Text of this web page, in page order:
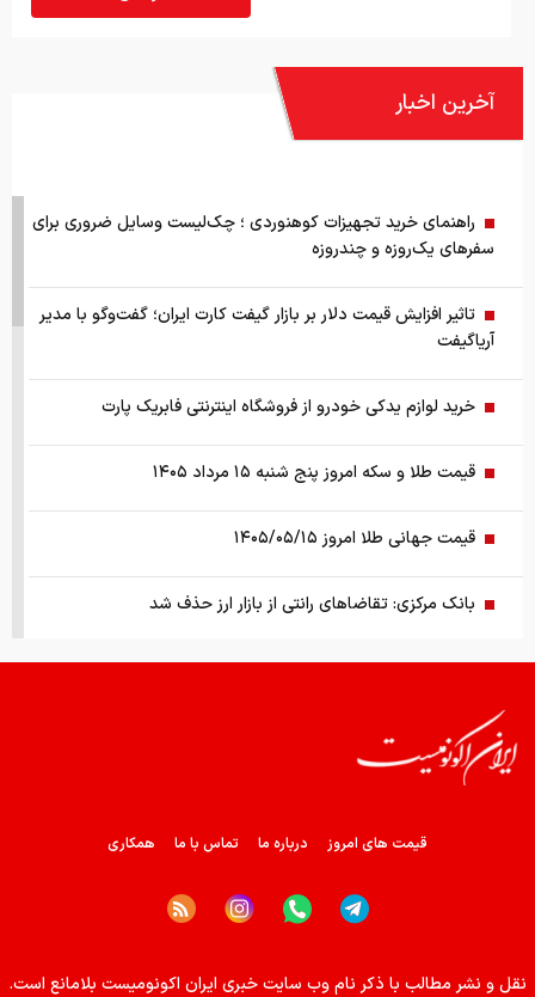
آخرین اخبار
راهنمای خرید تجهیزات کوهنوردی ؛ چک‌لیست وسایل ضروری برای
سفرهای یک‌روزه و چندروزه
تاثیر افزایش قیمت دلار بر بازار گیفت کارت ایران؛ گفت‌وگو با مدیر
آریاگیفت
خرید لوازم یدکی خودرو از فروشگاه اینترنتی فابریک پارت
قیمت طلا و سکه امروز پنج شنبه ۱۵ مرداد ۱۴۰۵
قیمت جهانی طلا امروز ۱۴۰۵/۰۵/۱۵
بانک مرکزی: تقاضا‌های رانتی از بازار ارز حذف شد
کالابرگ سه دهک مشمول شارژ شد
هشدار تخلیه برای ساکنان شهرک المنصوری/ ارتش اسرائیل: با
تمام قدرت علیه حزب الله اقدام خواهیم کرد
راهنمای جامع انتخاب و خرید مانتو آنلاین در سال ۱۴۰۵
کنید
قیمت های امروز درباره ما تماس با ما همکاری
نقل و نشر مطالب با ذکر نام وب سایت خبری ایران اکونومیست بلامانع است.